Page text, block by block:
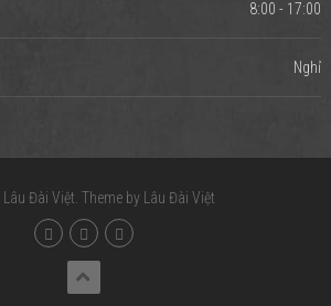
8:00 - 17:00
Nghỉ
Lâu Đài Việt . Theme by Lâu Đài Việt